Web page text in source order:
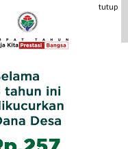
konten
tutup
Handphone Dan